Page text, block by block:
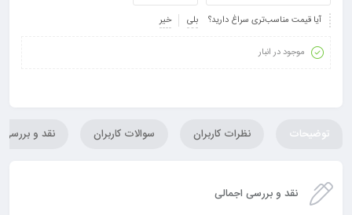
آیا قیمت مناسب‌تری سراغ دارید؟
بلی خیر
موجود در انبار
توضیحات نظرات کاربران سوالات کاربران نقد و بررسی
نقد و بررسی اجمالی